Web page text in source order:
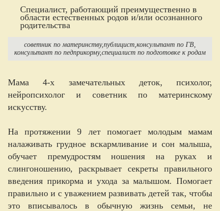
Специалист, работающий преимущественно в
области естественных родов и/или осознанного
родительства
советник по материнству публицист консультант по ГВ
консультант по педприкорму специалист по подготовке к родам
Мама 4-х замечательных деток, психолог,
нейропсихолог и советник по материнскому
искусству.
На протяжении 9 лет помогает молодым мамам
налаживать грудное вскармливание и сон малыша,
обучает премудростям ношения на руках и
слингоношению, раскрывает секреты правильного
введения прикорма и ухода за малышом. Помогает
правильно и с уважением развивать детей так, чтобы
это вписывалось в обычную жизнь семьи, не